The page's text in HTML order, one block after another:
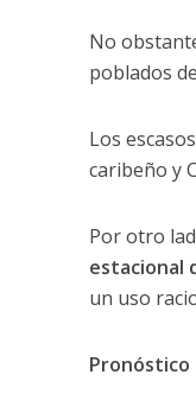
No
poblados
Los
caribeño y
Por otro
estacional
un uso
Pronóstico